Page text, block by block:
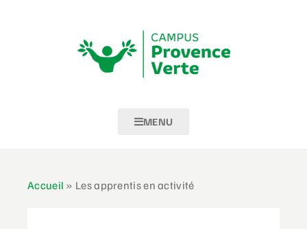
MENU
Accueil » Les apprentis en activité